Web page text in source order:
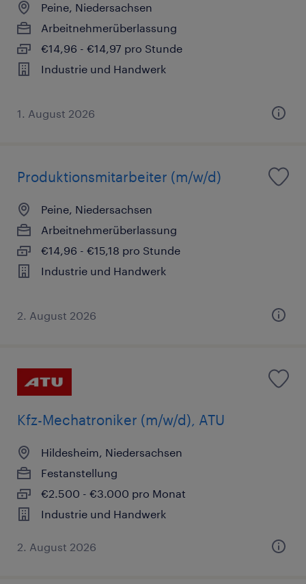
Peine, Niedersachsen
Arbeitnehmerüberlassung
€14,96 - €14,97 pro Stunde
Industrie und Handwerk
1. August 2026
Produktionsmitarbeiter (m/w/d)
Peine, Niedersachsen
Arbeitnehmerüberlassung
€14,96 - €15,18 pro Stunde
Industrie und Handwerk
2. August 2026
Kfz-Mechatroniker (m/w/d), ATU
Hildesheim, Niedersachsen
Festanstellung
€2.500 - €3.000 pro Monat
Industrie und Handwerk
2. August 2026